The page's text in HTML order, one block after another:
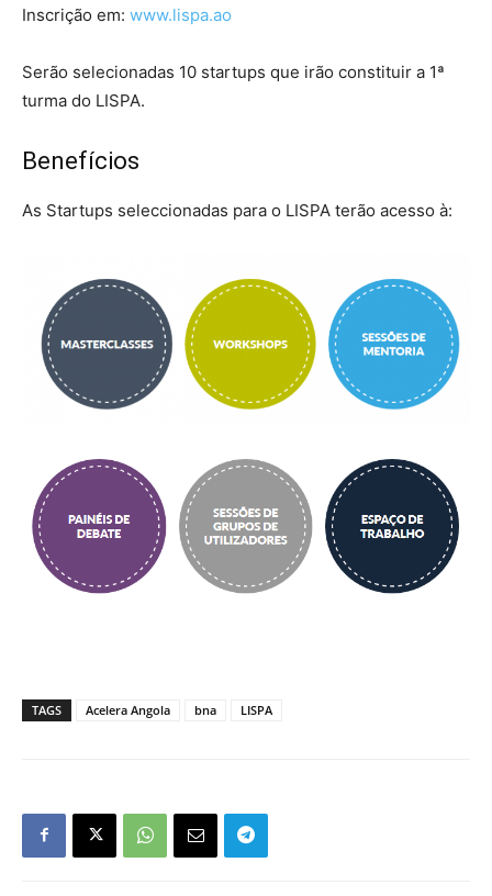
Inscrição em: www.lispa.ao
Serão selecionadas 10 startups que irão constituir a 1ª
turma do LISPA.
Benefícios
As Startups seleccionadas para o LISPA terão acesso à:
TAGS Acelera Angola bna LISPA